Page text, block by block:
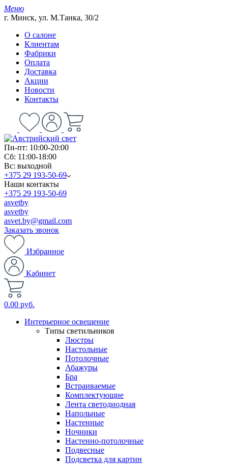
Меню
г. Минск, ул. М.Танка, 30/2
О салоне
Клиентам
Фабрики
Оплата
Доставка
Акции
Новости
Контакты
Пн-пт: 10:00-20:00
Сб: 11:00-18:00
Вс: выходной
+375 29 193-50-69
Наши контакты
+375 29 193-50-69
asvetby
asvetby
asvet.by@gmail.com
Заказать звонок
Избранное
Кабинет
0.00 руб.
Интерьерное освещение
Типы светильников
Люстры
Настольные
Потолочные
Абажуры
Бра
Встраиваемые
Комплектующие
Лента светодиодная
Напольные
Настенные
Ночники
Настенно-потолочные
Подвесные
Подсветка для картин